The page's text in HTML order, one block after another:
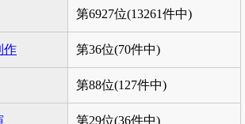
第6927位(13261件中)
作 第36位(70件中)
第88位(127件中)
第29位(36件中)